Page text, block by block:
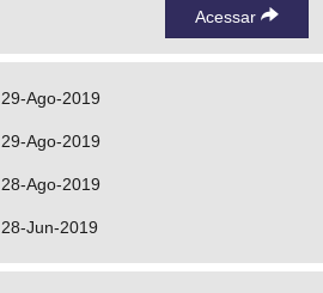
Acessar
29-Ago-2019
29-Ago-2019
28-Ago-2019
28-Jun-2019